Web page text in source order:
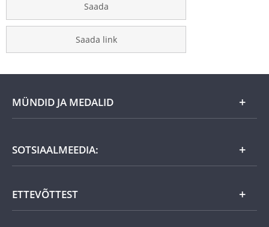
Saada
Saada link
MÜNDID JA MEDALID
Kuu eripakkumine
Kingiideed
Eesti tooted
SOTSIAALMEEDIA:
ETTEVÕTTEST